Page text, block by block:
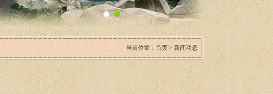
当前位置： 首页> 新闻动态